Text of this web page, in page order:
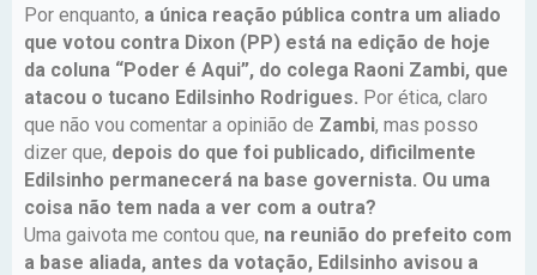
Por enquanto, a única reação pública contra um aliado
que votou contra Dixon (PP) está na edição de hoje
da coluna “Poder é Aqui”, do colega Raoni Zambi, que
atacou o tucano Edilsinho Rodrigues. Por ética, claro
que não vou comentar a opinião de Zambi, mas posso
dizer que, depois do que foi publicado, dificilmente
Edilsinho permanecerá na base governista. Ou uma
coisa não tem nada a ver com a outra?
Uma gaivota me contou que, na reunião do prefeito com
a base aliada, antes da votação, Edilsinho avisou a